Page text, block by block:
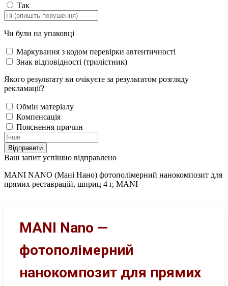
Так
Чи були на упаковці
Маркування з кодом перевірки автентичності
Знак відповідності (трилістник)
Якого результату ви очікуєте за результатом розгляду
рекламації?
Обмін матеріалу
Компенсація
Пояснення причин
Відправити
Ваш запит успішно відправлено
MANI NANO (Мані Нано) фотополімерний нанокомпозит для
прямих реставрацій, шприц 4 г, MANI
MANI Nano —
фотополімерний
нанокомпозит для прямих